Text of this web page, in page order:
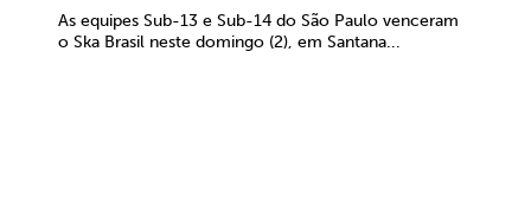
As equipes Sub-13 e Sub-14 do São Paulo venceram
o Ska Brasil neste domingo (2), em Santana...